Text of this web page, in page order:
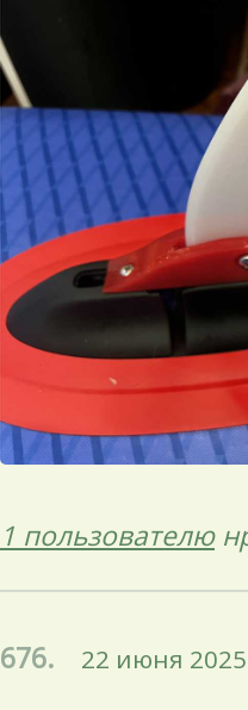
1 пользователю
676. 22 июня